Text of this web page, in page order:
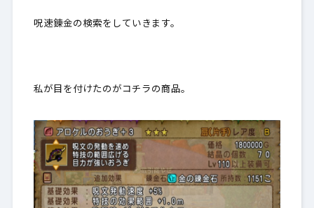
呪速錬金の検索をしていきます。
私が目を付けたのがコチラの商品。